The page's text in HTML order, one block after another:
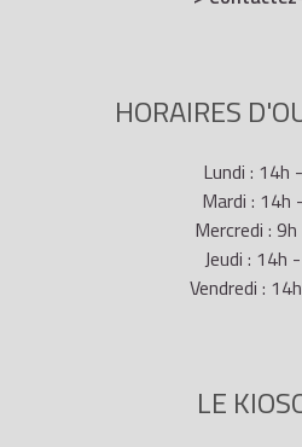
HORAIRES
Lundi : 14h
Mardi : 14h
Mercredi :
Jeudi : 14h
Vendredi :
LE